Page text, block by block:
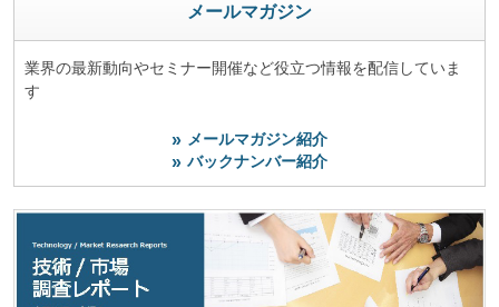
メールマガジン
業界の最新動向やセミナー開催など役立つ情報を配信していま
す
メールマガジン紹介
バックナンバー紹介